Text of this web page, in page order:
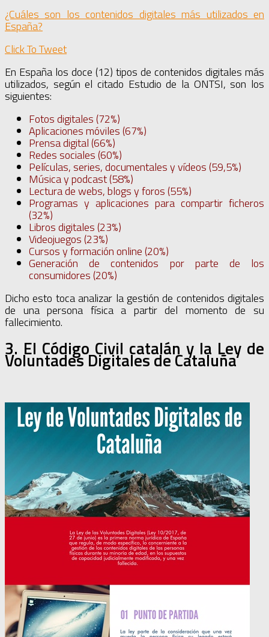
¿Cuáles son los contenidos digitales más utilizados en
España?
Click To Tweet
En España los doce (12) tipos de contenidos digitales más
utilizados, según el citado Estudio de la ONTSI, son los
siguientes:
Fotos digitales (72%)
Aplicaciones móviles (67%)
Prensa digital (66%)
Redes sociales (60%)
Películas, series, documentales y vídeos (59,5%)
Música y podcast (58%)
Lectura de webs, blogs y foros (55%)
Programas y aplicaciones para compartir ficheros
(32%)
Libros digitales (23%)
Videojuegos (23%)
Cursos y formación online (20%)
Generación de contenidos por parte de los
consumidores (20%)
Dicho esto toca analizar la gestión de contenidos digitales
de una persona física a partir del momento de su
fallecimiento.
3. El Código Civil catalán y la Ley de
Voluntades Digitales de Cataluña